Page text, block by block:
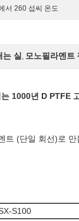
서 260 섭씨 온도
는 실 , 모노필라멘트
1000년 D PTFE
트 (단일 회선)로
S100